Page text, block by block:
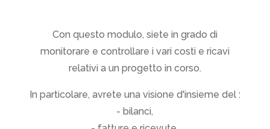
Con questo modulo, siete in grado di
monitorare e controllare i vari costi e ricavi
relativi a un progetto in corso.
In particolare, avrete una visione d'insieme del :
- bilanci,